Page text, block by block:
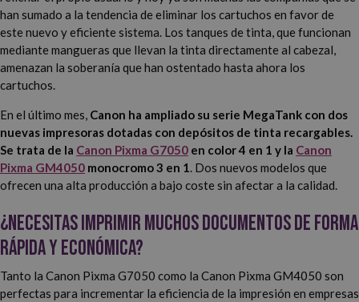
han sumado a la tendencia de eliminar los cartuchos en favor de
este nuevo y eficiente sistema. Los tanques de tinta, que funcionan
mediante mangueras que llevan la tinta directamente al cabezal,
amenazan la soberanía que han ostentado hasta ahora los
cartuchos.
En el último mes, Canon ha ampliado su serie MegaTank con dos
nuevas impresoras dotadas con depósitos de tinta recargables.
Se trata de la Canon Pixma G7050 en color 4 en 1 y la Canon
Pixma GM4050 monocromo 3 en 1. Dos nuevos modelos que
ofrecen una alta producción a bajo coste sin afectar a la calidad.
¿Necesitas imprimir muchos documentos de forma
rápida y económica?
Tanto la Canon Pixma G7050 como la Canon Pixma GM4050 son
perfectas para incrementar la eficiencia de la impresión en empresas